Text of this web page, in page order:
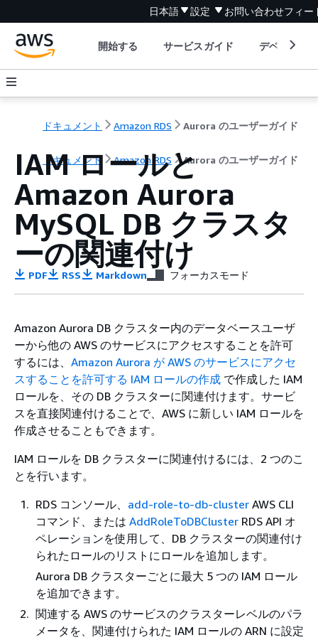
日本語 設定 お問い合わせフィー
開始する サービスガイド デベロッパ
ドキュメント Amazon RDS Aurora のユーザーガイド
ドキュメント Amazon RDS Aurora のユーザーガイド
IAM ロールと
Amazon Aurora
MySQL DB クラスタ
ーの関連付け
PDF RSS Markdown フォーカスモード
Amazon Aurora DB クラスター内のデータベースユーザ
ーから他の AWS のサービスにアクセスすることを許可
するには、 Amazon Aurora が AWS のサービスにアクセ
スすることを許可する IAM ロールの作成 で作成した IAM
ロールを、その DB クラスターに関連付けます。サービ
スを直接関連付けることで、AWS に新しい IAM ロールを
作成させることもできます。
IAM ロールを DB クラスターに関連付けるには、2 つのこ
とを行います。
RDS コンソール、 add-role-to-db-cluster AWS CLI
コマンド、または AddRoleToDBCluster RDS API オ
ペレーションを使用して、DB クラスターの関連付け
られたロールのリストにロールを追加します。
Aurora DB クラスターごとに最大 5 つの IAM ロール
を追加できます。
関連する AWS のサービスのクラスターレベルのパラ
メータを、関連付けられた IAM ロールの ARN に設定